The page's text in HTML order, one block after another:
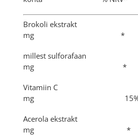
Brokoli
mg *
millest
mg *
Vitamiin
mg
Acerola
mg *